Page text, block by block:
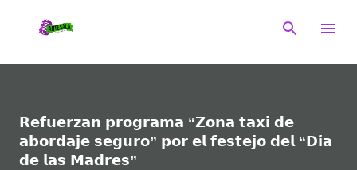
𝗥𝗲𝗳𝘂𝗲𝗿𝘇𝗮𝗻 𝗽𝗿𝗼𝗴𝗿𝗮𝗺𝗮 “𝗭𝗼𝗻𝗮 𝘁𝗮𝘅𝗶 𝗱𝗲
𝗮𝗯𝗼𝗿𝗱𝗮𝗷𝗲 𝘀𝗲𝗴𝘂𝗿𝗼” 𝗽𝗼𝗿 𝗲𝗹 𝗳𝗲𝘀𝘁𝗲𝗷𝗼 𝗱𝗲𝗹 “𝗗𝗶́𝗮
𝗱𝗲 𝗹𝗮𝘀 𝗠𝗮𝗱𝗿𝗲𝘀”